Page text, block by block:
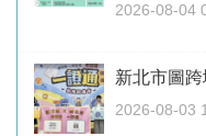
2026-08-04
新北市圖
2026-08-03